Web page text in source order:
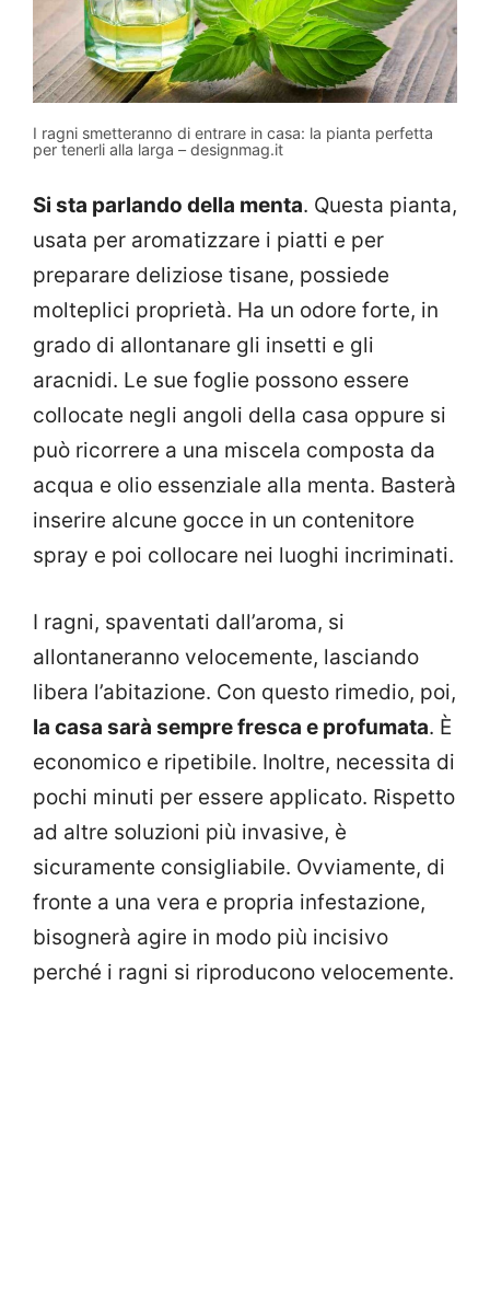
I ragni smetteranno di entrare in casa: la pianta perfetta
per tenerli alla larga – designmag.it
Si sta parlando della menta. Questa pianta,
usata per aromatizzare i piatti e per
preparare deliziose tisane, possiede
molteplici proprietà. Ha un odore forte, in
grado di allontanare gli insetti e gli
aracnidi. Le sue foglie possono essere
collocate negli angoli della casa oppure si
può ricorrere a una miscela composta da
acqua e olio essenziale alla menta. Basterà
inserire alcune gocce in un contenitore
spray e poi collocare nei luoghi incriminati.
I ragni, spaventati dall’aroma, si
allontaneranno velocemente, lasciando
libera l’abitazione. Con questo rimedio, poi,
la casa sarà sempre fresca e profumata. È
economico e ripetibile. Inoltre, necessita di
pochi minuti per essere applicato. Rispetto
ad altre soluzioni più invasive, è
sicuramente consigliabile. Ovviamente, di
fronte a una vera e propria infestazione,
bisognerà agire in modo più incisivo
perché i ragni si riproducono velocemente.